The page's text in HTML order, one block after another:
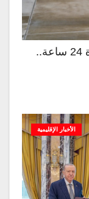
بحمولة طن وقدرة على التحليق لمدة 24 ساعة..
الأخبار الإقليمية